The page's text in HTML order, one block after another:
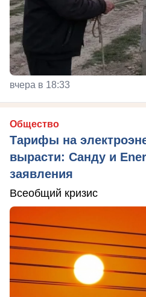
вчера в 18:33
Общество
Тарифы на
вырасти: Санду и
заявления
Всеобщий кризис